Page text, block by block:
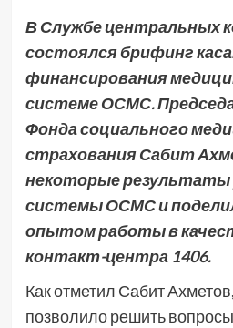
В Службе центральных
состоялся брифинг
финансирования
системе ОСМС.
Фонда социального
страхования Сабит
некоторые результаты
системы ОСМС и
опытом работы в
контакт-центра 1406.
Как отметил Сабит
позволило решить вопросы